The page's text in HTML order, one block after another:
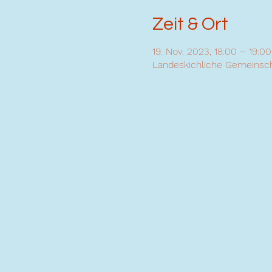
Zeit & Ort
19. Nov. 2023, 18:00 – 19:00
Landeskichliche